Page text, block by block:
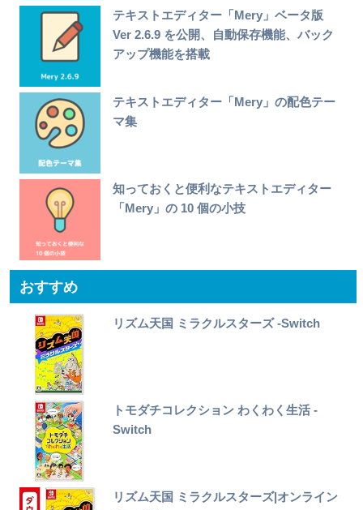
テキストエディター「Mery」ベータ版
Ver 2.6.9 を公開、自動保存機能、バック
アップ機能を搭載
テキストエディター「Mery」の配色テー
マ集
知っておくと便利なテキストエディター
「Mery」の 10 個の小技
おすすめ
リズム天国 ミラクルスターズ -Switch
トモダチコレクション わくわく生活 -
Switch
リズム天国 ミラクルスターズ|オンライン